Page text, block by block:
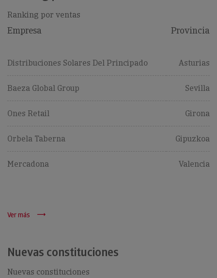
Ranking por ventas
Empresa Provincia
Distribuciones Solares Del Principado Asturias
Baeza Global Group Sevilla
Ones Retail Girona
Orbela Taberna Gipuzkoa
Mercadona Valencia
Ver más
Nuevas constituciones
Nuevas constituciones